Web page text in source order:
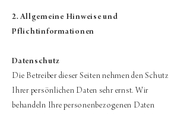
2. Allgemeine Hinweise und
Pflichtinformationen
Datenschutz
Die Betreiber dieser Seiten nehmen den Schutz
Ihrer persönlichen Daten sehr ernst. Wir
behandeln Ihre personenbezogenen Daten